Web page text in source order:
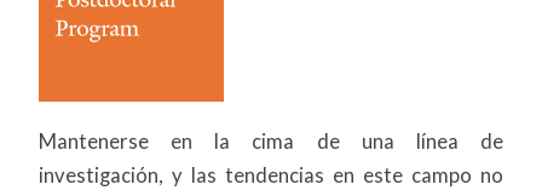
Mantenerse en la cima de una línea de
investigación, y las tendencias en este campo no